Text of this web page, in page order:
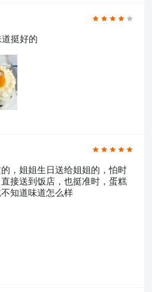
挺好的
，姐姐生日送给姐姐的，怕时
接送到饭店，也挺准时，蛋糕
知道味道怎么样